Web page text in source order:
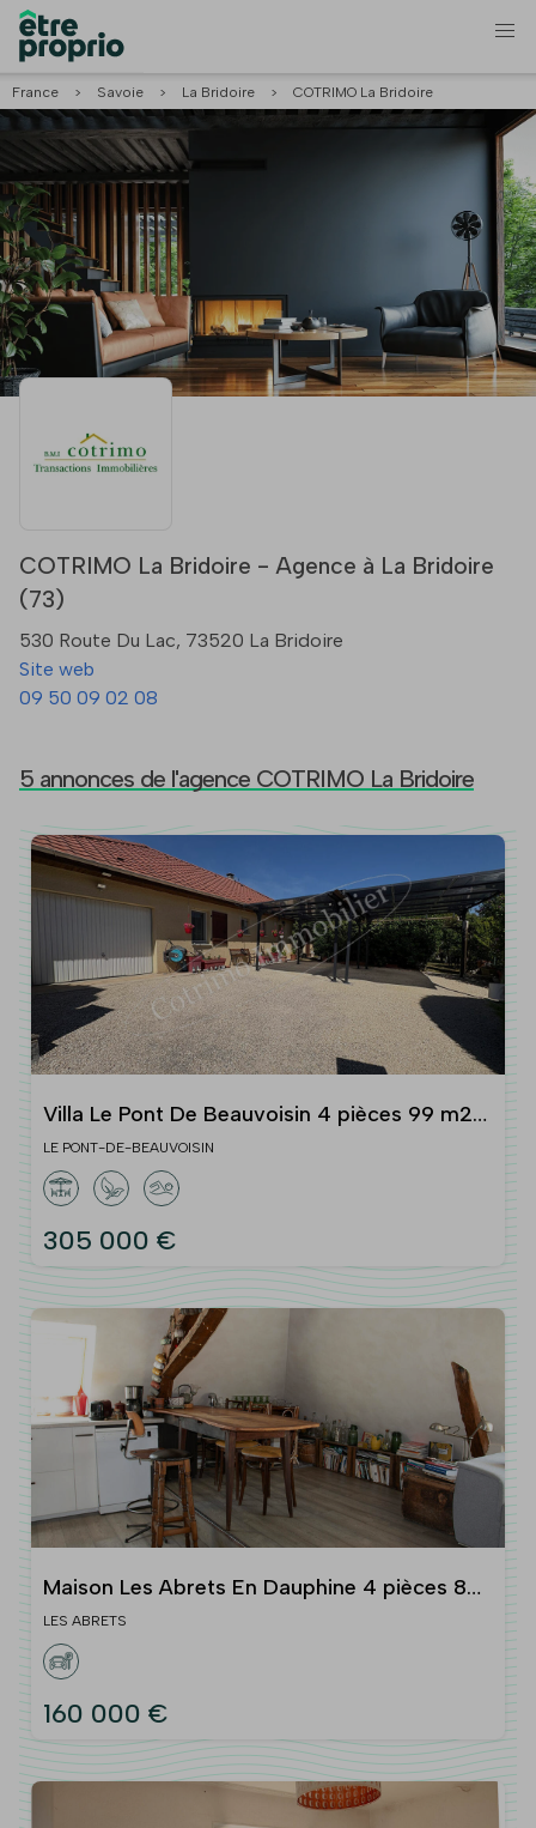
France > Savoie > La Bridoire > COTRIMO La Bridoire
COTRIMO La Bridoire - Agence à La Bridoire
(73)
530 Route Du Lac, 73520 La Bridoire
Site web
09 50 09 02 08
5 annonces de l'agence COTRIMO La Bridoire
Villa Le Pont De Beauvoisin 4 pièces 99 m2
avec terrain
LE PONT-DE-BEAUVOISIN
305 000 €
Maison Les Abrets En Dauphine 4 pièces 86
m2
LES ABRETS
160 000 €